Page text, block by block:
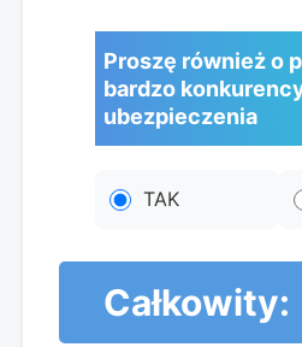
Proszę również o
bardzo
ubezpieczenia
TAK
Całkowity: